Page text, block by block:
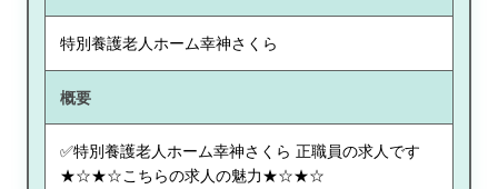
特別養護老人ホーム幸神さくら
概要
✅特別養護老人ホーム幸神さくら 正職員の求人です
★☆★☆こちらの求人の魅力★☆★☆